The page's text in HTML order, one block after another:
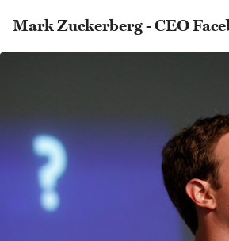
Mark Zuckerberg - CEO